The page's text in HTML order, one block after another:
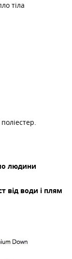
тіла
людини
від води і плям